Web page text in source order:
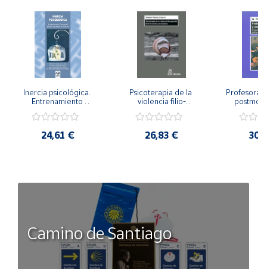
Inercia psicológica.
Entrenamiento
Igualdad de Género.
24,61 €
Psicoterapia de la
violencia filio-
secreto y la
26,83 €
Camino de Santiago